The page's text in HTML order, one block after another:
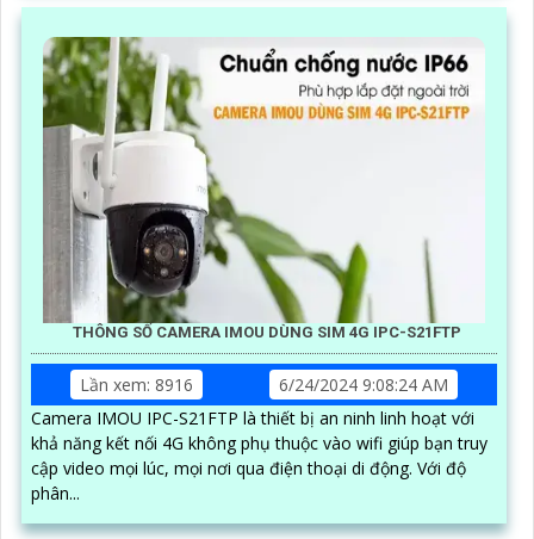
THÔNG SỐ CAMERA IMOU DÙNG SIM 4G IPC-S21FTP
Lần xem: 8916
6/24/2024 9:08:24 AM
Camera IMOU IPC-S21FTP là thiết bị an ninh linh hoạt với
khả năng kết nối 4G không phụ thuộc vào wifi giúp bạn truy
cập video mọi lúc, mọi nơi qua điện thoại di động. Với độ
phân...